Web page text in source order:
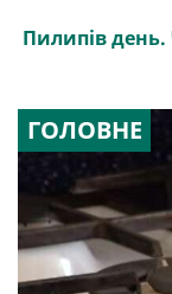
Пилипів день.
ГОЛОВНЕ